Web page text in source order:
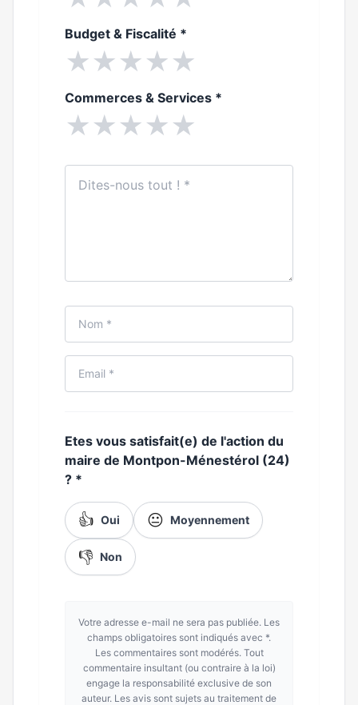
Budget & Fiscalité *
★★★★★
Commerces & Services *
★★★★★
Etes vous satisfait(e) de l'action du
maire de Montpon-Ménestérol (24)
? *
👍 Oui 😐 Moyennement
👎 Non
Votre adresse e-mail ne sera pas publiée. Les
champs obligatoires sont indiqués avec *.
Les commentaires sont modérés. Tout
commentaire insultant (ou contraire à la loi)
engage la responsabilité exclusive de son
auteur. Les avis sont sujets au traitement de